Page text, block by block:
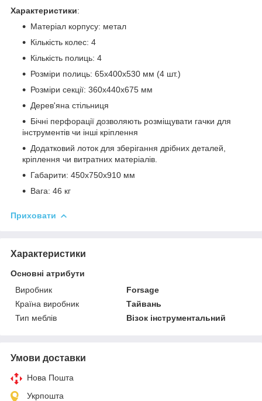
Характеристики:
Матеріал корпусу: метал
Кількість колес: 4
Кількість полиць: 4
Розміри полиць: 65х400х530 мм (4 шт.)
Розміри секції: 360х440х675 мм
Дерев'яна стільниця
Бічні перфорації дозволяють розміщувати гачки для
інструментів чи інші кріплення
Додатковий лоток для зберігання дрібних деталей,
кріплення чи витратних матеріалів.
Габарити: 450х750х910 мм
Вага: 46 кг
Приховати
Характеристики
Основні атрибути
Виробник
Forsage
Країна виробник
Тайвань
Тип меблів
Візок інструментальний
Умови доставки
Нова Пошта
Укрпошта